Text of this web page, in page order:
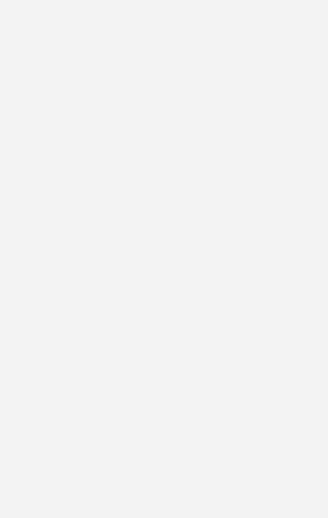
leichte Lüftungsanlage
Lüftungsgerät
für Heiz-
im Bad geplant
im Bauernhaus entsteht
mit Enthalpietauscher
in vielen Varianten
­Collection
geschlossenen Keramikkörper
Politik im Austausch